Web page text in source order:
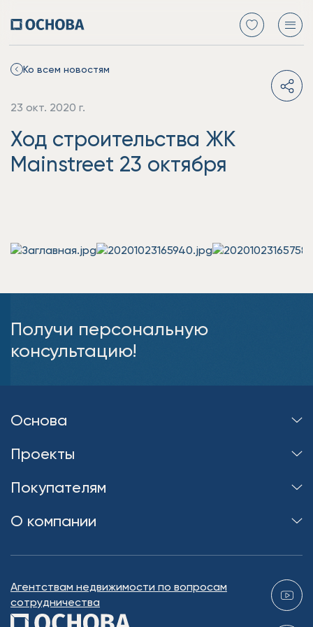
Ко всем новостям
23 окт. 2020 г.
Ход строительства ЖК
Mainstreet 23 октября
Получи персональную
консультацию!
Основа
Проекты
Покупателям
О компании
Агентствам недвижимости по вопросам
сотрудничества